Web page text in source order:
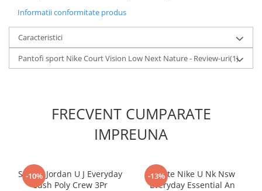
Informatii conformitate produs
Caracteristici
Pantofi sport Nike Court Vision Low Next Nature - Review-uri(1)
FRECVENT CUMPARATE
IMPREUNA
-10%
Sosete Jordan U J Everyday
Cush Poly Crew 3Pr
-13%
Sosete Nike U Nk Nsw
Everyday Essential An